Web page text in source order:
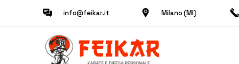
info@feikar.it Milano (MI)